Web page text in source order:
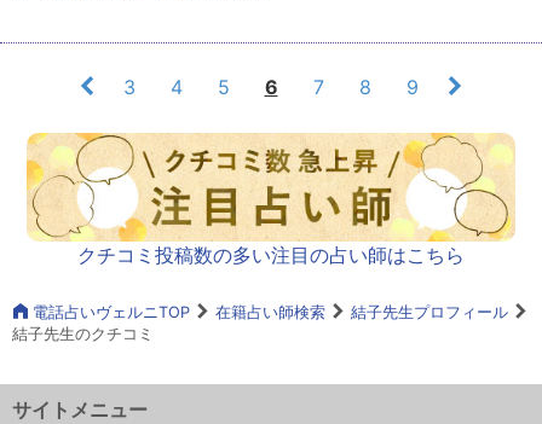
3 4 5 6 7 8 9
クチコミ投稿数の多い注目の占い師はこちら
電話占いヴェルニTOP 在籍占い師検索
結子先生プロフィール
結子先生のクチコミ
サイトメニュー